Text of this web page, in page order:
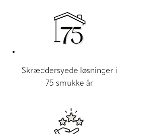
Skræddersyede løsninger i
75 smukke år